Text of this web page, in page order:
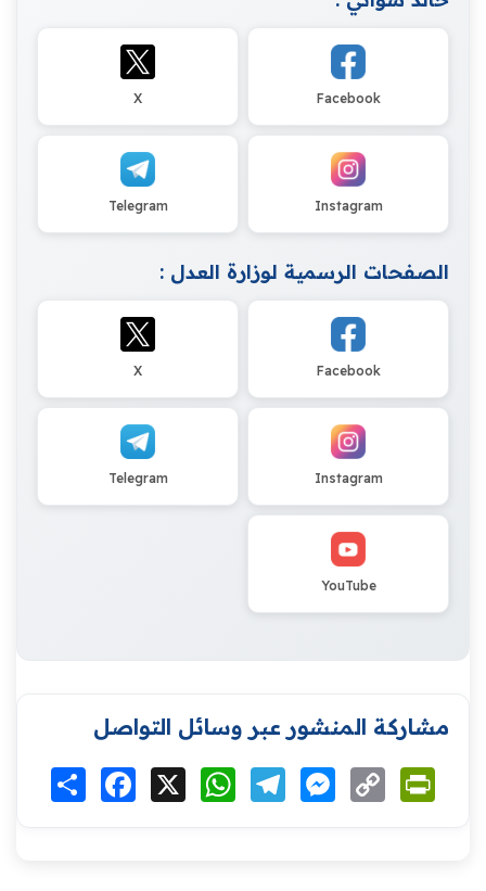
Facebook
X
Instagram
Telegram
الصفحات الرسمية لوزارة العدل :
Facebook
X
Instagram
Telegram
YouTube
مشاركة المنشور عبر وسائل التواصل
انشر Facebook WhatsAppTelegramMessenger
Copy
Link